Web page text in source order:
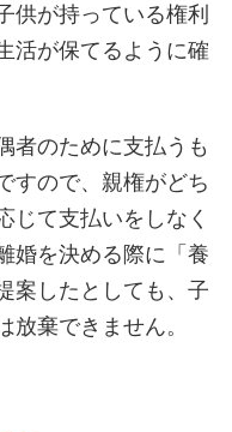
供が持っている権利
活が保てるように確
者のために支払うも
すので、親権がどち
じて支払いをしなく
婚を決める際に「養
案したとしても、子
棄できません。